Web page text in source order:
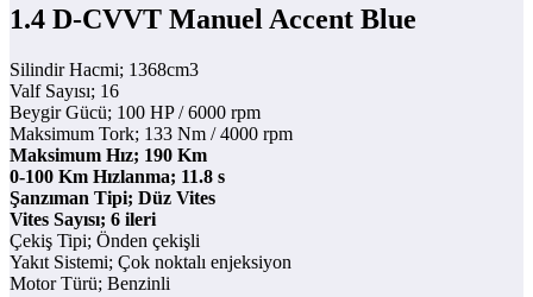
1.4 D-CVVT Manuel Accent Blue
Silindir Hacmi; 1368cm3
Valf Sayısı; 16
Beygir Gücü; 100 HP / 6000 rpm
Maksimum Tork; 133 Nm / 4000 rpm
Maksimum Hız; 190 Km
0-100 Km Hızlanma; 11.8 s
Şanzıman Tipi; Düz Vites
Vites Sayısı; 6 ileri
Çekiş Tipi; Önden çekişli
Yakıt Sistemi; Çok noktalı enjeksiyon
Motor Türü; Benzinli